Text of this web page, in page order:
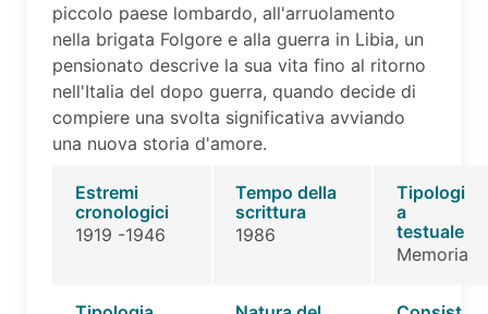
piccolo paese lombardo, all'arruolamento
nella brigata Folgore e alla guerra in Libia, un
pensionato descrive la sua vita fino al ritorno
nell'Italia del dopo guerra, quando decide di
compiere una svolta significativa avviando
una nuova storia d'amore.
Estremi
cronologici
1919 -1946
Tempo della
scrittura
1986
Tipologi
a
testuale
Memoria